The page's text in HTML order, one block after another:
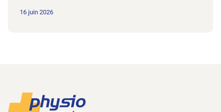
16 juin 2026
Footer